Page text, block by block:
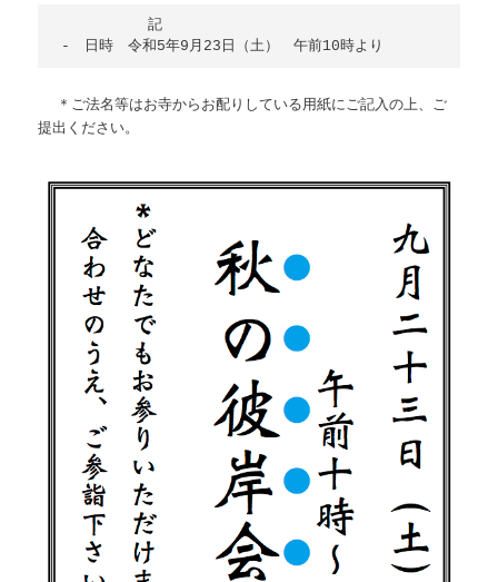
記
＊ご法名等はお寺からお配りしている用紙にご記入の上、ご
提出ください。